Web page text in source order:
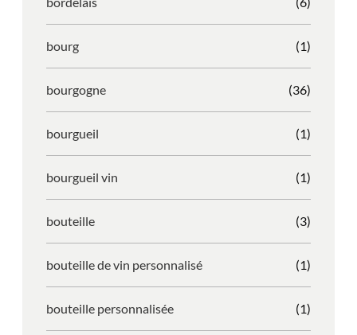
bourg (1)
bourgogne (36)
bourgueil (1)
bourgueil vin (1)
bouteille (3)
bouteille de vin personnalisé (1)
bouteille personnalisée (1)